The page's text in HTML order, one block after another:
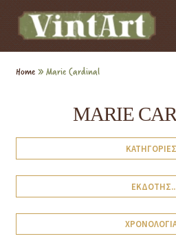
Home»Marie Cardinal
MARIE